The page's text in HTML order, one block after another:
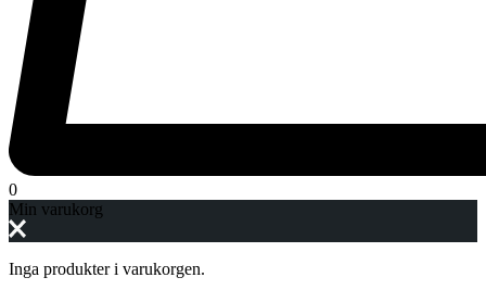
0
Min varukorg
Inga produkter i varukorgen.